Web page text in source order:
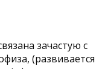
зачастую с
(развивается